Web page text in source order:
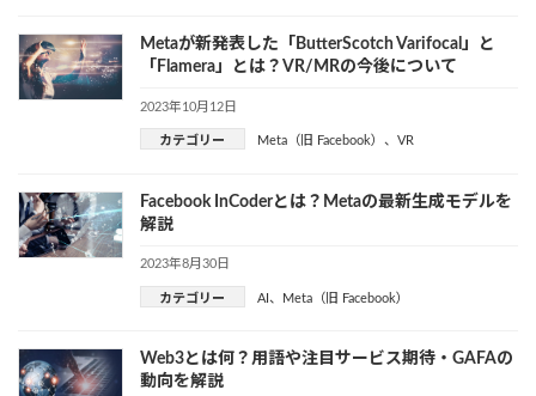
Metaが新発表した「ButterScotch Varifocal」と
「Flamera」とは？VR/MRの今後について
2023年10月12日
カテゴリー Meta（旧 Facebook） 、 VR
Facebook InCoderとは？Metaの最新生成モデルを
解説
2023年8月30日
カテゴリー AI 、 Meta（旧 Facebook）
Web3とは何？用語や注目サービス期待・GAFAの
動向を解説